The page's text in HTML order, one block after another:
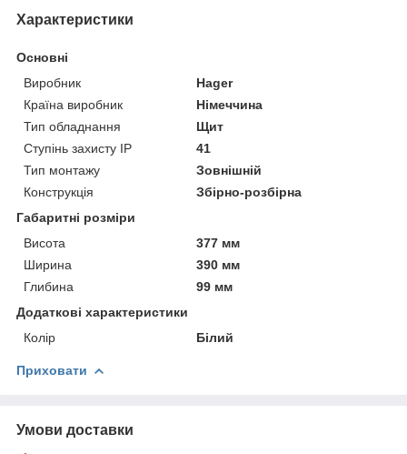
Характеристики
Основні
Виробник
Hager
Країна виробник
Німеччина
Тип обладнання
Щит
Ступінь захисту IP
41
Тип монтажу
Зовнішній
Конструкція
Збірно-розбірна
Габаритні розміри
Висота
377 мм
Ширина
390 мм
Глибина
99 мм
Додаткові характеристики
Колір
Білий
Приховати
Умови доставки